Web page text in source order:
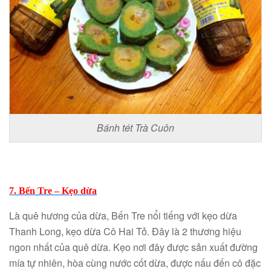
Bánh tét Trà Cuôn
7. Bến Tre – Kẹo dừa
Là quê hương của dừa, Bến Tre nổi tiếng với kẹo dừa
Thanh Long, kẹo dừa Cô Hai Tỏ. Đây là 2 thương hiệu
ngon nhất của quê dừa. Kẹo nơi đây được sản xuất đường
mía tự nhiên, hòa cùng nước cốt dừa, được nấu đến cô đặc